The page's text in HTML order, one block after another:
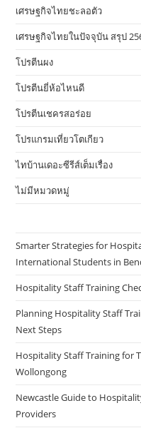
เศรษฐกิจไทยชะลอตัว
เศรษฐกิจไทยในปัจจุบัน สรุป
โปรตีนผง
โปรตีนยี่ห้อไหนดี
โปรตีนเชครสอร่อย
โปรแกรมเที่ยวโตเกียว
ไทบ้านเดอะซีรีส์เต็มเรื่อง
ไม่มีหมวดหมู่
Smarter Strategies for
International Students in
Hospitality Staff Training
Planning Hospitality Staff
Next Steps
Hospitality Staff Training for
Wollongong
Newcastle Guide to
Providers